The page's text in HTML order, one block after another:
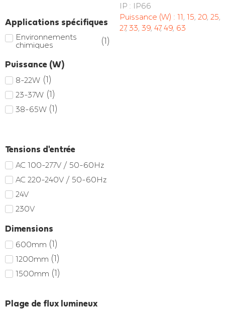
Applications spécifiques
Environnements
chimiques
(1)
Puissance (W)
8-22W (1)
23-37W (1)
38-65W (1)
Tensions d'entrée
AC 100-277V / 50-60Hz
AC 220-240V / 50-60Hz
24V
230V
Dimensions
600mm (1)
1200mm (1)
1500mm (1)
Plage de flux lumineux
IP : IP66
Puissance (W) : 11, 15, 20, 25,
27, 33, 39, 47, 49, 63